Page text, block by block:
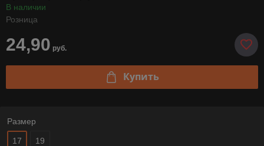
В наличии
Розница
24,90 руб.
Купить
Размер
17 19